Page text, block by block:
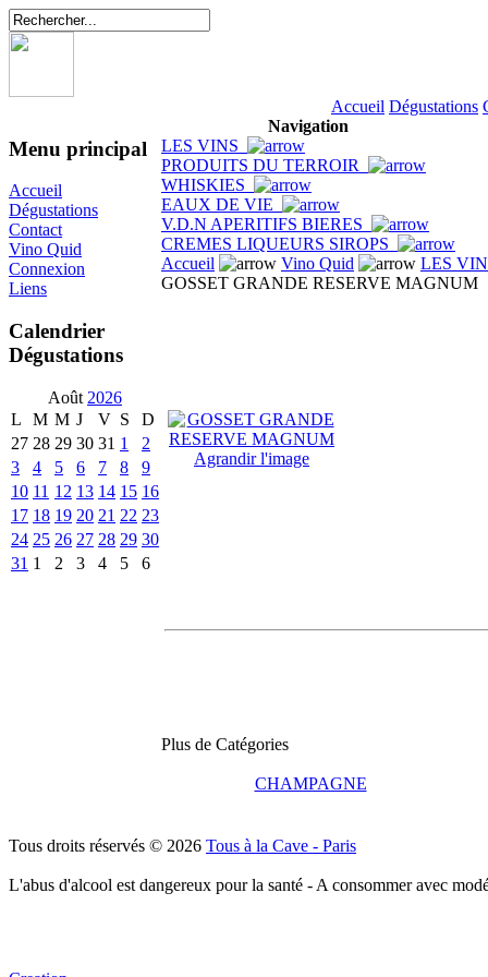
Accueil Dégustations
Menu principal
Accueil
Dégustations
Contact
Vino Quid
Connexion
Liens
Calendrier
Dégustations
Août 2026
L
M M J V S
D
27 28 29 30 31 1
2
3
4 5 6 7 8
9
10 11 12 13 14 15 16
17 18 19 20 21 22 23
24 25 26 27 28 29 30
31 1 2 3 4 5 6
Navigation
LES VINS
PRODUITS DU TERROIR
WHISKIES
EAUX DE VIE
V.D.N APERITIFS BIERES
CREMES LIQUEURS SIROPS
Accueil
Vino Quid
LES
GOSSET GRANDE RESERVE MAGNUM
Agrandir l'image
Plus de Catégories
CHAMPAGNE
Tous droits réservés © 2026 Tous à la Cave - Paris
L'abus d'alcool est dangereux pour la santé - A consommer avec